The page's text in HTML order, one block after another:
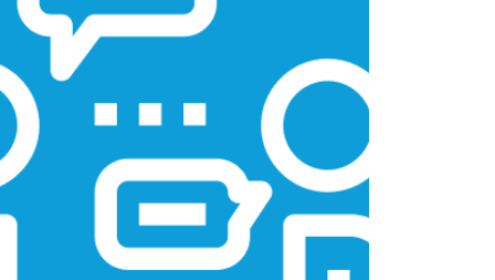
1750 ₽
3950 ₽ Заказать
2750 ₽ Заказать
Заказать